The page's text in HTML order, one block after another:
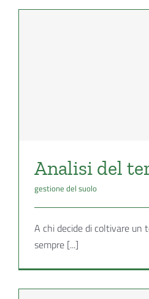
Analisi del
gestione del suolo
A chi decide di coltivare un
sempre [...]